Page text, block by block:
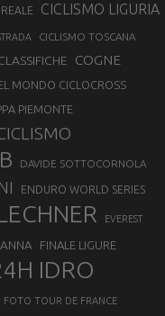
CICLISMO LIGURIA
CICLISMO TOSCANA
COGNE
MONDO CICLOCROSS
PIEMONTE
DAVIDE SOTTOCORNOLA
ENDURO WORLD SERIES
EVEREST
FINALE LIGURE
IDRO
FOTO TOUR DE FRANCE